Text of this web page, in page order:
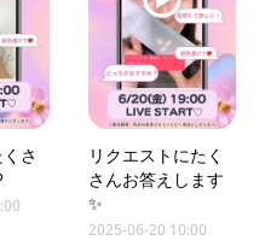
さ
リクエストにたく
さんお答えします
✨
2025-06-20 10:00